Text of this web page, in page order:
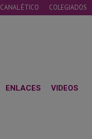
CANAL ÉTICO COLEGIADOS
ENLACES VIDEOS